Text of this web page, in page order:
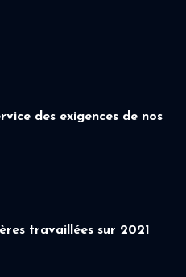
des exigences de nos
travaillées sur 2021